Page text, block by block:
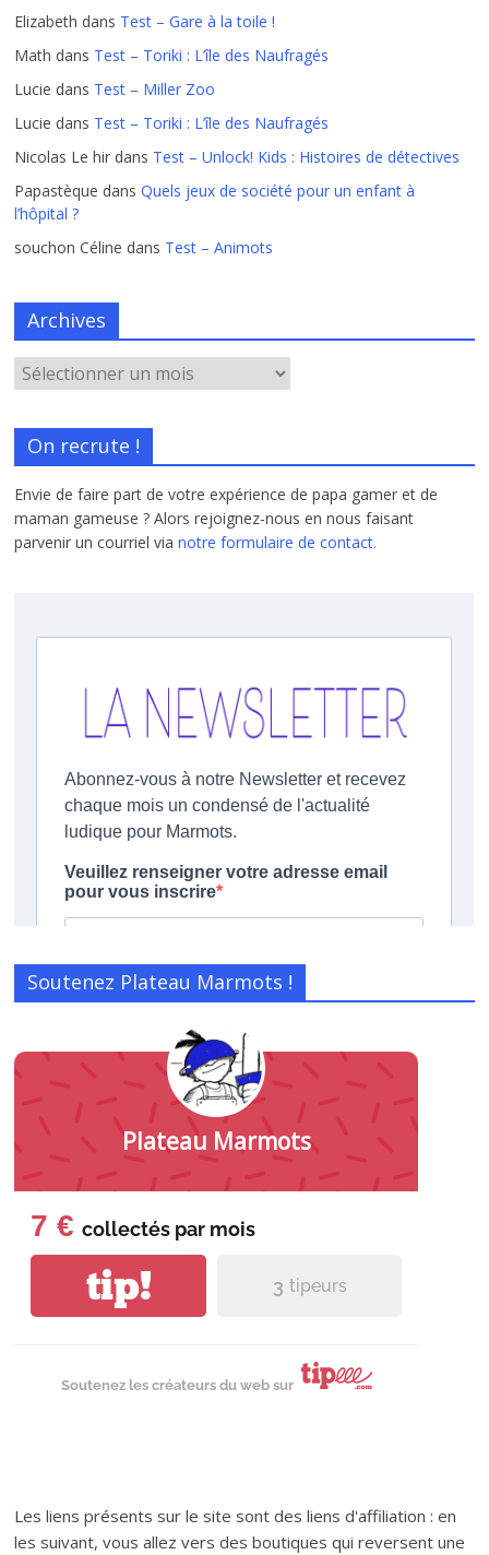
Elizabeth dans Test – Gare à la toile !
Math dans Test – Toriki : L’île des Naufragés
Lucie dans Test – Miller Zoo
Lucie dans Test – Toriki : L’île des Naufragés
Nicolas Le hir dans Test – Unlock! Kids : Histoires de détectives
Papastèque dansQuels jeux de société pour un enfant à
l’hôpital ?
souchon Céline dans Test – Animots
Archives
On recrute !
Envie de faire part de votre expérience de papa gamer et de
maman gameuse ? Alors rejoignez-nous en nous faisant
parvenir un courriel vianotre formulaire de contact.
Soutenez Plateau Marmots !
Plateau Marmots
7 € collectés par mois
tip! 3 tipeurs
Soutenez les créateurs du web sur
Les liens présents sur le site sont des liens d'affiliation : en
les suivant, vous allez vers des boutiques qui reversent une